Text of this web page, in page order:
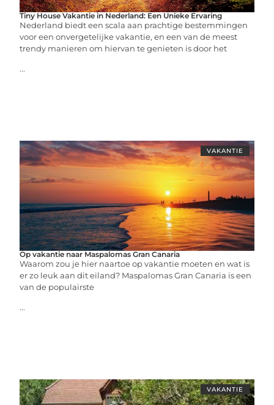
Tiny House Vakantie in Nederland: Een Unieke Ervaring
Nederland biedt een scala aan prachtige bestemmingen
voor een onvergetelijke vakantie, en een van de meest
trendy manieren om hiervan te genieten is door het
...
VAKANTIE
Op vakantie naar Maspalomas Gran Canaria
Waarom zou je hier naartoe op vakantie moeten en wat is
er zo leuk aan dit eiland? Maspalomas Gran Canaria is een
van de populairste
...
VAKANTIE